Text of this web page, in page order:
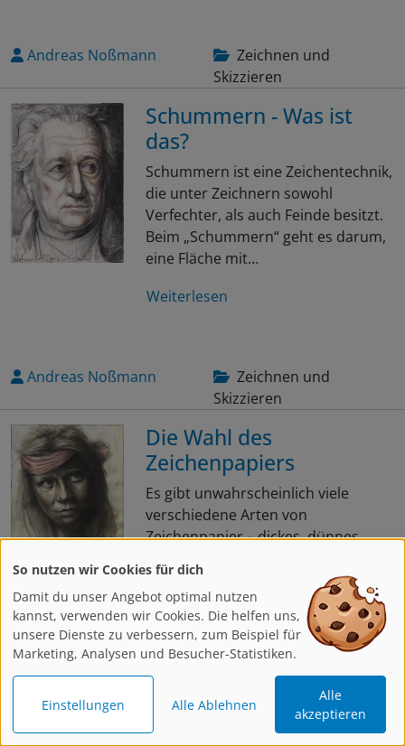
Andreas Noßmann
Zeichnen und
Skizzieren
Schummern - Was ist
das?
Schummern ist eine Zeichentechnik,
die unter Zeichnern sowohl
Verfechter, als auch Feinde besitzt.
Beim „Schummern“ geht es darum,
eine Fläche mit…
Weiterlesen
Andreas Noßmann
Zeichnen und
Skizzieren
Die Wahl des
Zeichenpapiers
Es gibt unwahrscheinlich viele
verschiedene Arten von
Zeichenpapier – dickes, dünnes,
und so weiter. Jedes Papier…
Weiterlesen
Elena Romanzin
Zeichnen und
So nutzen wir Cookies für dich
Damit du unser Angebot optimal nutzen
kannst, verwenden wir Cookies. Die helfen uns,
unsere Dienste zu verbessern, zum Beispiel für
Marketing, Analysen und Besucher-Statistiken.
Einstellungen Alle Ablehnen
Alle
akzeptieren